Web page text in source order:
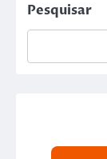
Pesquisar